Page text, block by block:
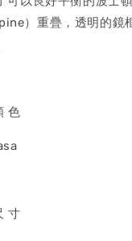
）重疊，透明的鏡
色
寸